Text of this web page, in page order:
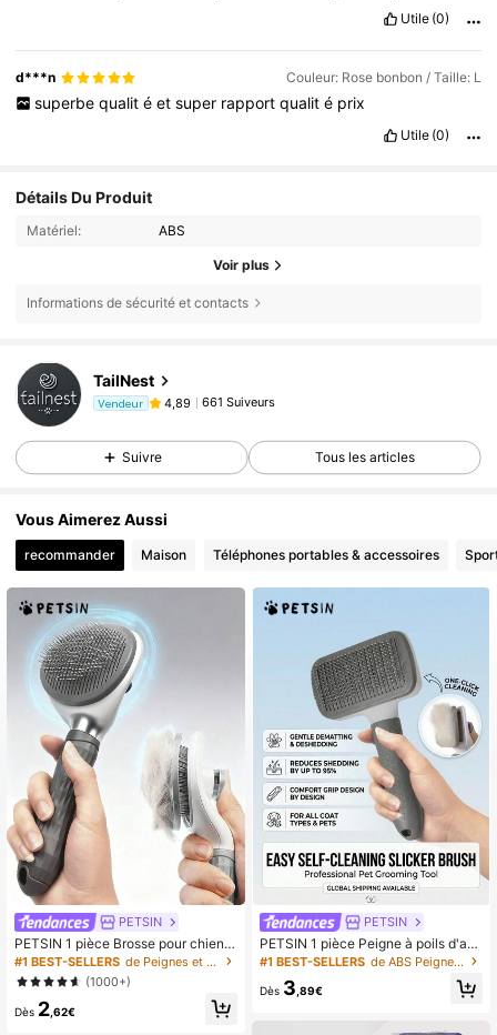
Utile (0)
d***n Couleur: Rose bonbon / Taille: L
superbe qualit é et super rapport qualit é prix
Utile (0)
Détails Du Produit
Matériel: ABS
Voir plus
Informations de sécurité et contacts
TailNest
Vendeur 4,89 661 Suiveurs
Suivre Tous les articles
Vous Aimerez Aussi
recommander Maison Téléphones portables & accessoires
PETSIN
PETSIN 1 pièce Brosse pour chien,
brosse pour chat, peigne à puces, b
rosse de nettoyage automatique, br
osse de toilettage pour animaux de
compagnie, brosse de massage pou
r animaux de compagnie, brosse d'é
#1 BEST-SELLERS
de Peignes et brosses pour poils d'animaux
(1000+)
Dès 2,62€
PETSIN
PETSIN 1 pièce Peigne à poils d'ani
maux
#1 BEST-SELLERS de ABS Peignes et brosses pour poils d'animaux
Dès 3 ,89€